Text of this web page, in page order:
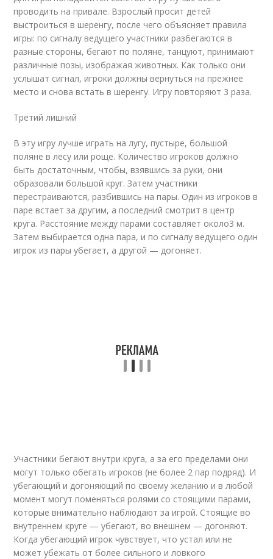
проводить на привале. Взрослый просит детей
выстроиться в шеренгу, после чего объясняет правила
игры: по сигналу ведущего участники разбегаются в
разные стороны, бегают по поляне, танцуют, принимают
различные позы, изображая животных. Как только они
услышат сигнал, игроки должны вернуться на прежнее
место и снова встать в шеренгу. Игру повторяют 3 раза.
Третий лишний
В эту игру лучше играть на лугу, пустыре, большой
поляне в лесу или роще. Количество игроков должно
быть достаточным, чтобы, взявшись за руки, они
образовали большой круг. Затем участники
перестраиваются, разбившись на пары. Один из игроков в
паре встает за другим, а последний смотрит в центр
круга. Расстояние между парами составляет около3 м.
Затем выбирается одна пара, и по сигналу ведущего один
игрок из пары убегает, а другой — догоняет.
Участники бегают внутри круга, а за его пределами они
могут только обегать игроков (не более 2 пар подряд). И
убегающий и догоняющий по своему желанию и в любой
момент могут поменяться ролями со стоящими парами,
которые внимательно наблюдают за игрой. Стоящие во
внутреннем круге — убегают, во внешнем — догоняют.
Когда убегающий игрок чувствует, что устал или не
может убежать от более сильного и ловкого